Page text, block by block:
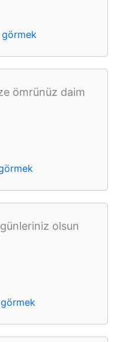
görmek
ömrünüz daim
olsun